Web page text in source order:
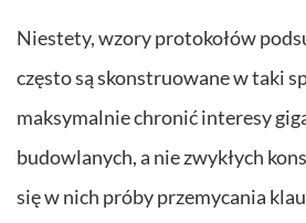
Niestety, wzory protokołów
często są skonstruowane w taki
maksymalnie chronić interesy
budowlanych, a nie zwykłych
się w nich próby przemycania